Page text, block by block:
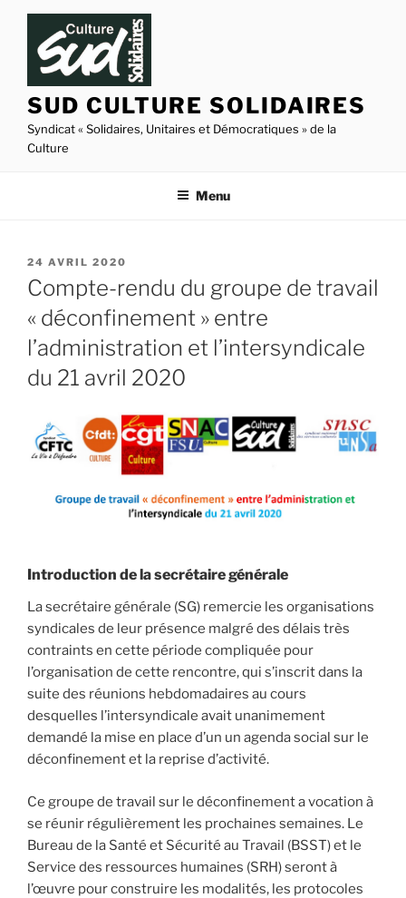
Aller
contenu
principal
SUD CULTURE SOLIDAIRES
Syndicat « Solidaires, Unitaires et Démocratiques » de la
Culture
Menu
PUBLIÉ
LE
24 AVRIL 2020
Compte-rendu du groupe de travail
« déconfinement » entre
l’administration et l’intersyndicale
du 21 avril 2020
Introduction de la secrétaire générale
La secrétaire générale (SG) remercie les organisations
syndicales de leur présence malgré des délais très
contraints en cette période compliquée pour
l’organisation de cette rencontre, qui s’inscrit dans la
suite des réunions hebdomadaires au cours
desquelles l’intersyndicale avait unanimement
demandé la mise en place d’un un agenda social sur le
déconfinement et la reprise d’activité.
Ce groupe de travail sur le déconfinement a vocation à
se réunir régulièrement les prochaines semaines. Le
Bureau de la Santé et Sécurité au Travail (BSST) et le
Service des ressources humaines (SRH) seront à
l’œuvre pour construire les modalités, les protocoles